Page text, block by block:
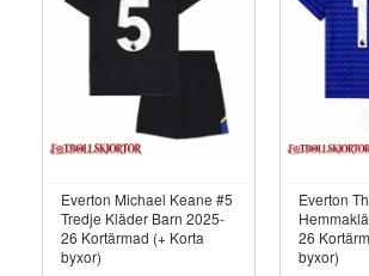
Everton Michael Keane #5
Tredje Kläder Barn 2025-
26 Kortärmad (+ Korta
byxor)
Everton
26
byxor)